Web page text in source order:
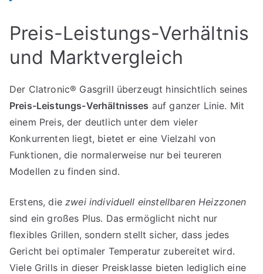
Preis-Leistungs-Verhältnis
und Marktvergleich
Der Clatronic® Gasgrill überzeugt hinsichtlich seines
Preis-Leistungs-Verhältnisses auf ganzer Linie. Mit
einem Preis, der deutlich unter dem vieler
Konkurrenten liegt, bietet er eine Vielzahl von
Funktionen, die normalerweise nur bei teureren
Modellen zu finden sind.
Erstens, diezwei individuell einstellbaren Heizzonen
sind ein großes Plus. Das ermöglicht nicht nur
flexibles Grillen, sondern stellt sicher, dass jedes
Gericht bei optimaler Temperatur zubereitet wird.
Viele Grills in dieser Preisklasse bieten lediglich eine